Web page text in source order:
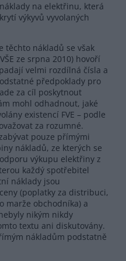
na elektřinu, která
výkyvů vyvolaných
těchto nákladů se však
ze srpna 2010) hovoří
velmi rozdílná čísla a
předpoklady pro
za cíl poskytnout
mohl odhadnout, jaké
existencí FVE – podle
za rozumné.
pouze přímými
nákladů, ze kterých se
výkupu elektřiny z
každý spotřebitel
náklady jsou
(poplatky za distribuci,
marže obchodníka) a
nikým nikdy
textu ani diskutovány.
nákladům podstatně